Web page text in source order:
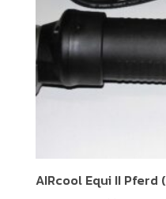
AIRcool Equi II Pferd